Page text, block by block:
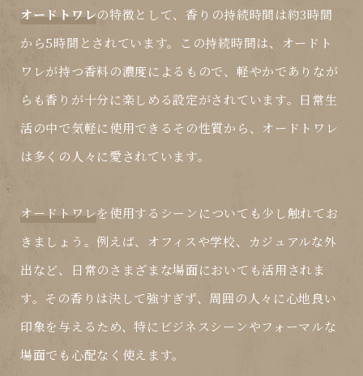
オードトワレの特徴として、香りの持続時間は約3時間
から5時間とされています。この持続時間は、オードト
ワレが持つ香料の濃度によるもので、軽やかでありなが
らも香りが十分に楽しめる設定がされています。日常生
活の中で気軽に使用できるその性質から、オードトワレ
は多くの人々に愛されています。
オードトワレを使用するシーンについても少し触れてお
きましょう。例えば、オフィスや学校、カジュアルな外
出など、日常のさまざまな場面においても活用されま
す。その香りは決して強すぎず、周囲の人々に心地良い
印象を与えるため、特にビジネスシーンやフォーマルな
場面でも心配なく使えます。